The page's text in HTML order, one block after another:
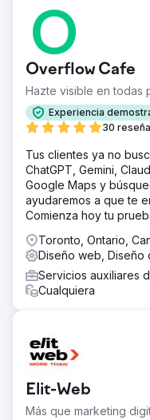
Overflow Cafe
Hazte visible en todas
Experiencia
30
Tus clientes ya no
ChatGPT, Gemini,
Google Maps y
ayudaremos a que te
Comienza hoy tu
Toronto, Ontario,
Diseño web, Diseño
Servicios auxiliares
Cualquiera
Elit-Web
Más que marketing